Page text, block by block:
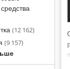
(12 162)
(9 157)